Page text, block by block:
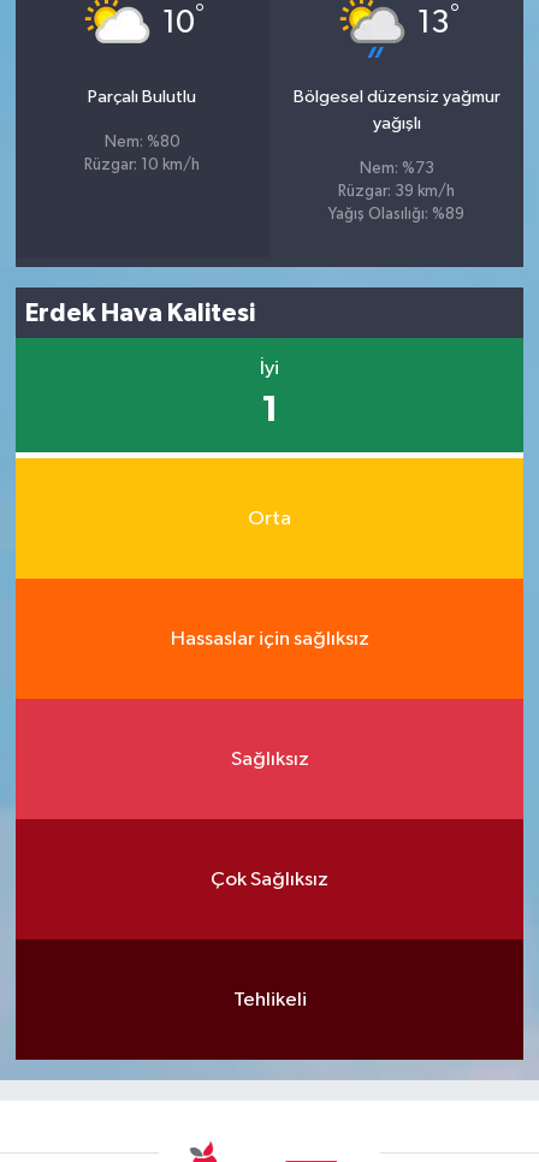
10°
Parçalı Bulutlu
Nem: %80
Rüzgar: 10 km/h
13°
Bölgesel düzensiz yağmur
yağışlı
Nem: %73
Rüzgar: 39 km/h
Yağış Olasılığı: %89
Erdek Hava Kalitesi
İyi
1
Orta
Hassaslar için sağlıksız
Sağlıksız
Çok Sağlıksız
Tehlikeli